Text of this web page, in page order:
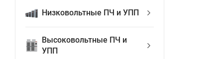
Низковольтные ПЧ и УПП
Высоковольтные ПЧ и
УПП